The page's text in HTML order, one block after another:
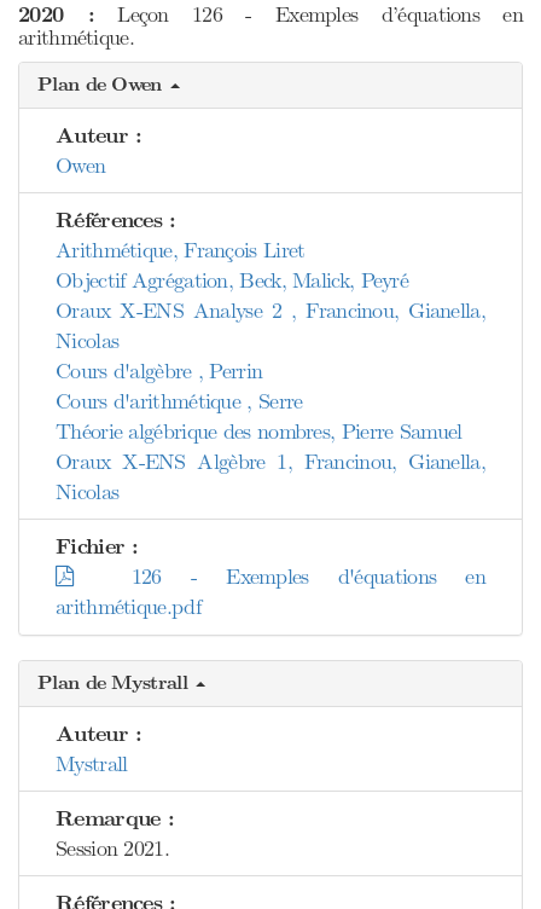
2020 :Leçon 126 - Exemples d’équations en
arithmétique.
Plan de Owen
Auteur :
Owen
Références :
Arithmétique, François Liret
Objectif Agrégation, Beck, Malick, Peyré
Oraux X-ENS Analyse 2 , Francinou, Gianella,
Nicolas
Cours d'algèbre , Perrin
Cours d'arithmétique , Serre
Théorie algébrique des nombres, Pierre Samuel
Oraux X-ENS Algèbre 1, Francinou, Gianella,
Nicolas
Fichier :
126 - Exemples d'équations en
arithmétique.pdf
Plan de Mystrall
Auteur :
Mystrall
Remarque :
Session 2021.